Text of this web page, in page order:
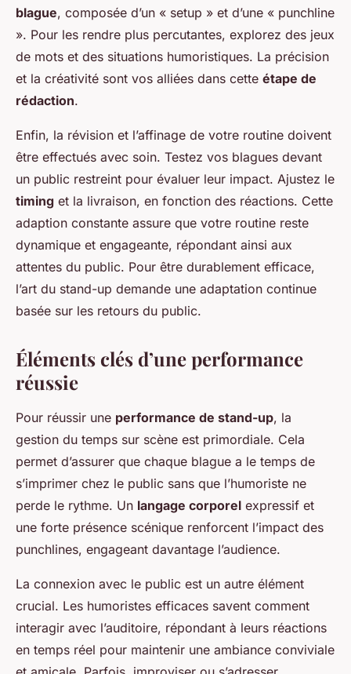
blague, composée d’un « setup » et d’une « punchline
». Pour les rendre plus percutantes, explorez des jeux
de mots et des situations humoristiques. La précision
et la créativité sont vos alliées dans cette étape de
rédaction.
Enfin, la révision et l’affinage de votre routine doivent
être effectués avec soin. Testez vos blagues devant
un public restreint pour évaluer leur impact. Ajustez le
timing et la livraison, en fonction des réactions. Cette
adaption constante assure que votre routine reste
dynamique et engageante, répondant ainsi aux
attentes du public. Pour être durablement efficace,
l’art du stand-up demande une adaptation continue
basée sur les retours du public.
Éléments clés d’une performance
réussie
Pour réussir une performance de stand-up, la
gestion du temps sur scène est primordiale. Cela
permet d’assurer que chaque blague a le temps de
s’imprimer chez le public sans que l’humoriste ne
perde le rythme. Un langage corporel expressif et
une forte présence scénique renforcent l’impact des
punchlines, engageant davantage l’audience.
La connexion avec le public est un autre élément
crucial. Les humoristes efficaces savent comment
interagir avec l’auditoire, répondant à leurs réactions
en temps réel pour maintenir une ambiance conviviale